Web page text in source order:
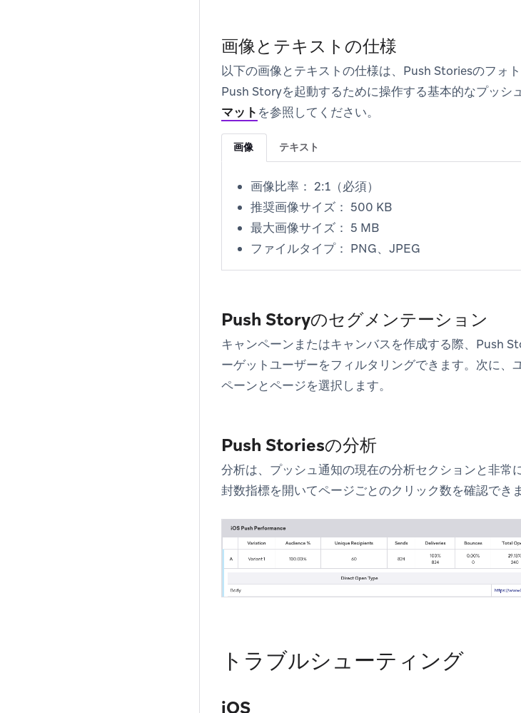
画像とテキストの仕様
以下の画像とテキストの仕様は、Push Storiesのフォ
Push Storyを起動するために操作する基本的なプッシ
マット を参照してください。
画像 テキスト
画像比率： 2:1（必須）
推奨画像サイズ： 500 KB
最大画像サイズ： 5 MB
ファイルタイプ： PNG、JPEG
Push Storyのセグメンテーション
キャンペーンまたはキャンバスを作成する際、Push
ーゲットユーザーをフィルタリングできます。次に
ペーンとページを選択します。
Push Storiesの分析
分析は、プッシュ通知の現在の分析セクションと非常
封数指標を開いてページごとのクリック数を確認できま
トラブルシューティング
iOS